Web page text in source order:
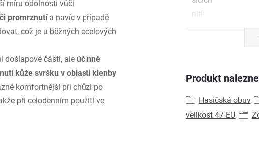
míru odolnosti vůči
promrznutía navíc v případě
což je u běžných ocelových
došlapové části, ale účinně
kůže svršku v oblasti klenby
komfortnější při chůzi po
při celodenním použití ve
nití:
Produkt
Hasičská obuv,
velikost 47 EU,